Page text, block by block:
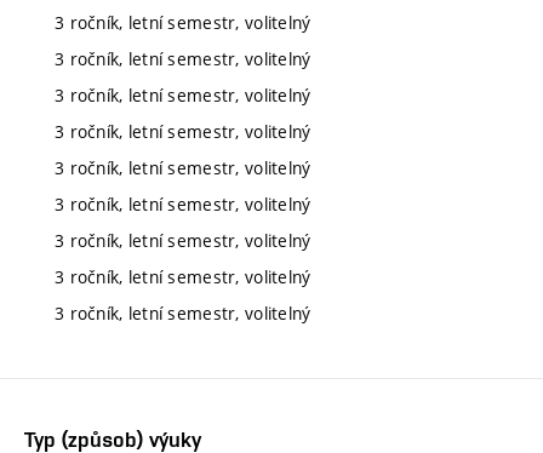
3 ročník, letní semestr, volitelný
3 ročník, letní semestr, volitelný
3 ročník, letní semestr, volitelný
3 ročník, letní semestr, volitelný
3 ročník, letní semestr, volitelný
3 ročník, letní semestr, volitelný
3 ročník, letní semestr, volitelný
3 ročník, letní semestr, volitelný
3 ročník, letní semestr, volitelný
Typ (způsob) výuky